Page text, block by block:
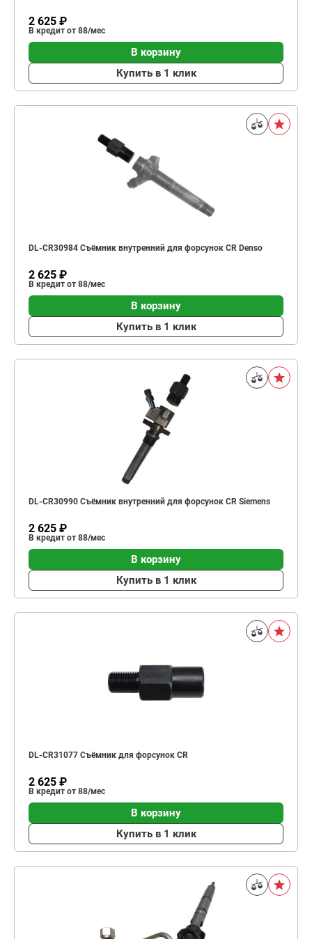
2 625 ₽
В кредит от 88/мес
В корзину
Купить в 1 клик
DL-CR30984 Съёмник внутренний для форсунок CR Denso
2 625 ₽
В кредит от 88/мес
В корзину
Купить в 1 клик
DL-CR30990 Съёмник внутренний для форсунок CR Siemens
2 625 ₽
В кредит от 88/мес
В корзину
Купить в 1 клик
DL-CR31077 Съёмник для форсунок CR
2 625 ₽
В кредит от 88/мес
В корзину
Купить в 1 клик